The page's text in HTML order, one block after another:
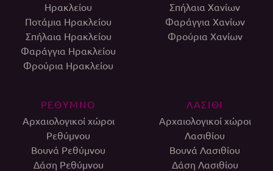
Ηρακλείου
Ποτάμια Ηρακλείου
Σπήλαια Ηρακλείου
Φαράγγια Ηρακλείου
Φρούρια Ηρακλείου
Σπήλαια Χανίων
Φαράγγια Χανίων
Φρούρια Χανίων
ΡΕΘΥΜΝΟ
Αρχαιολογικοί χώροι
Ρεθύμνου
Βουνά Ρεθύμνου
Δάση Ρεθύμνου
ΛΑΣΙΘΙ
Αρχαιολογικοί χώροι
Λασιθίου
Βουνά Λασιθίου
Δάση Λασιθίου